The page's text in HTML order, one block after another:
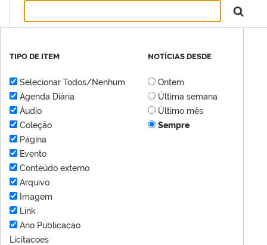
TIPO DE ITEM
Selecionar Todos/Nenhum
Agenda Diária
Áudio
Coleção
Página
Evento
Conteúdo externo
Arquivo
Imagem
Link
Ano Publicacao
Licitacoes
NOTÍCIAS DESDE
Ontem
Última semana
Último mês
Sempre